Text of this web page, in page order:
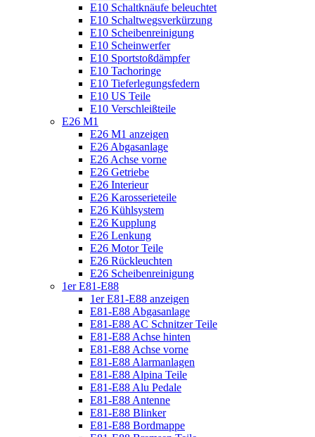
E10 Schaltknäufe beleuchtet
E10 Schaltwegsverkürzung
E10 Scheibenreinigung
E10 Scheinwerfer
E10 Sportstoßdämpfer
E10 Tachoringe
E10 Tieferlegungsfedern
E10 US Teile
E10 Verschleißteile
E26 M1
E26 M1 anzeigen
E26 Abgasanlage
E26 Achse vorne
E26 Getriebe
E26 Interieur
E26 Karosserieteile
E26 Kühlsystem
E26 Kupplung
E26 Lenkung
E26 Motor Teile
E26 Rückleuchten
E26 Scheibenreinigung
1er E81-E88
1er E81-E88 anzeigen
E81-E88 Abgasanlage
E81-E88 AC Schnitzer Teile
E81-E88 Achse hinten
E81-E88 Achse vorne
E81-E88 Alarmanlagen
E81-E88 Alpina Teile
E81-E88 Alu Pedale
E81-E88 Antenne
E81-E88 Blinker
E81-E88 Bordmappe